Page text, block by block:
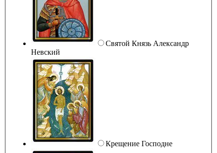
Святой Князь Александр
Невский
Крещение Господне